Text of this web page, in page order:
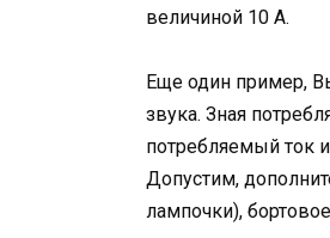
величиной 10 А.
Еще один пример,
звука. Зная
потребляемый ток
Допустим,
лампочки),